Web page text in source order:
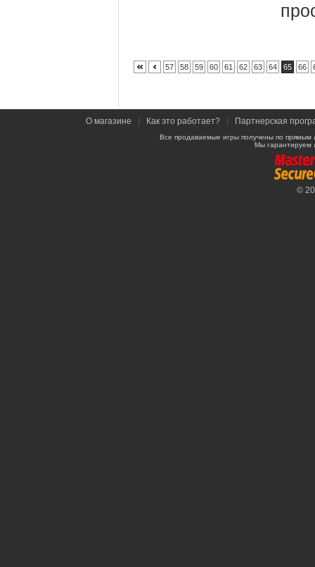
57 58 59 60 61 62 63 64 65 66
О магазине Как это работает? Партнерская
Все продаваемые игры получены по
Мы гарантируем
©